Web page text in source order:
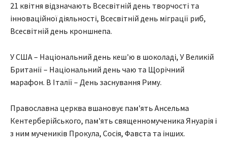
21 квітня відзначають Всесвітній день творчості та
інноваційної діяльності, Всесвітній день міграції риб,
Всесвітній день кроншнепа.
У США – Національний день кеш'ю в шоколаді, У Великій
Британії – Національний день чаю та Щорічний
марафон. В Італії – День заснування Риму.
Православна церква вшановує пам'ять Ансельма
Кентерберійського, пам'ять священномученика Януарія і
з ним мучеників Прокула, Сосія, Фавста та інших.